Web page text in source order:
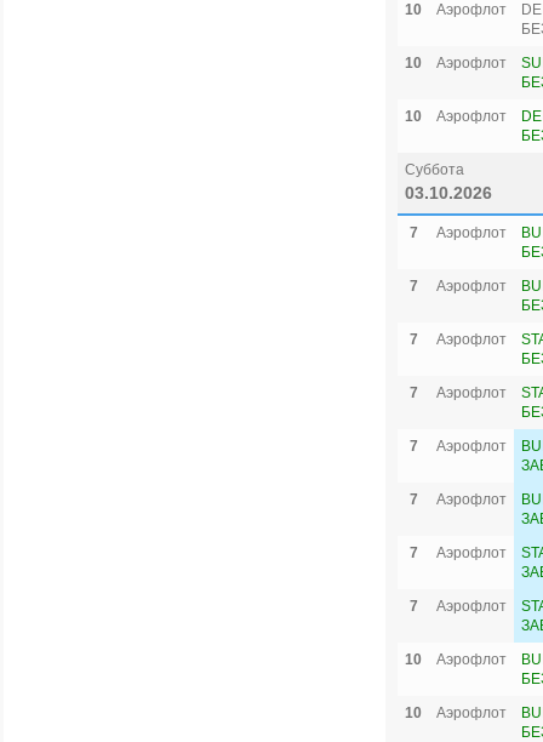
10
Аэрофлот
10
Аэрофлот
10
Аэрофлот
Суббота
03.10.2026
7 Аэрофлот
7
Аэрофлот
7
Аэрофлот
7
Аэрофлот
7
Аэрофлот
7
Аэрофлот
7
Аэрофлот
7
Аэрофлот
10
Аэрофлот
10
Аэрофлот